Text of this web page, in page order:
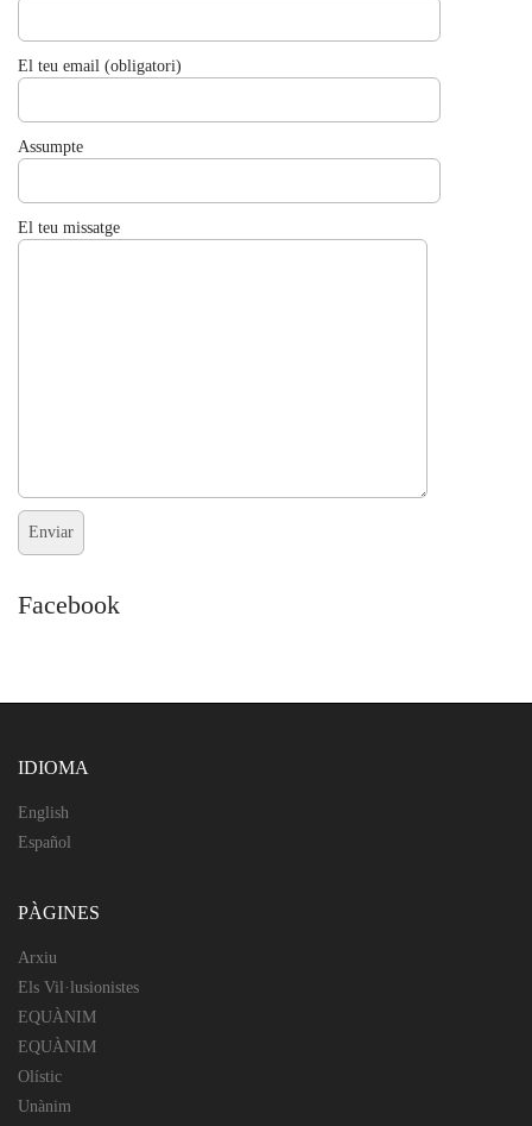
El teu email (obligatori)
Assumpte
El teu missatge
Facebook
IDIOMA
English
Español
PÀGINES
Arxiu
Els Vil·lusionistes
EQUÀNIM
EQUÀNIM
Olístic
Unànim